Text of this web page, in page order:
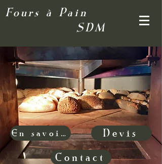
Fours à Pain
SDM
En savoir plus
Devis
Contact